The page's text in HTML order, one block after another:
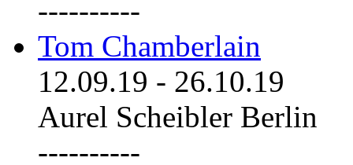
----------
Tom Chamberlain
12.09.19 - 26.10.19
Aurel Scheibler Berlin
----------